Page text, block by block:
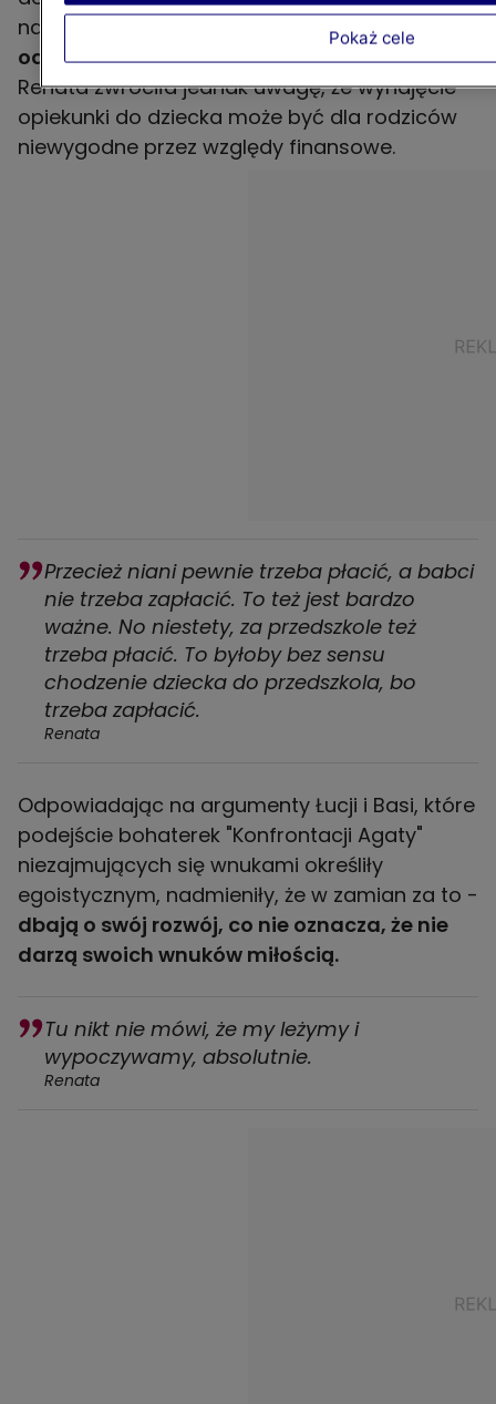
najmłodszymi. Poza tym,
jako osobę
odpowiednią do tej roli wskazały nianię.
Renata zwróciła jednak uwagę, że wynajęcie
opiekunki do dziecka może być dla rodziców
niewygodne przez względy finansowe.
Przecież niani pewnie trzeba płacić, a babci
nie trzeba zapłacić. To też jest bardzo
ważne. No niestety, za przedszkole też
trzeba płacić. To byłoby bez sensu
chodzenie dziecka do przedszkola, bo
trzeba zapłacić.
Renata
Odpowiadając na argumenty Łucji i Basi, które
podejście bohaterek "Konfrontacji Agaty"
niezajmujących się wnukami określiły
egoistycznym, nadmieniły, że w zamian za to -
dbają o swój rozwój, co nie oznacza, że nie
darzą swoich wnuków miłością.
Tu nikt nie mówi, że my leżymy i
wypoczywamy, absolutnie.
Renata
Pokaż cele